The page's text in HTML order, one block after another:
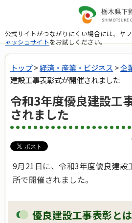
公式サイトがつながりにくい場合には、ヤ
ャッシュサイトをお試しください。
トップ>経済・産業・ビジネス >企
建設工事表彰式が開催されました
令和3年度優良建設工
されました
9月21日に、令和3年度優良建設
所で開催されました。
優良建設工事表彰とは